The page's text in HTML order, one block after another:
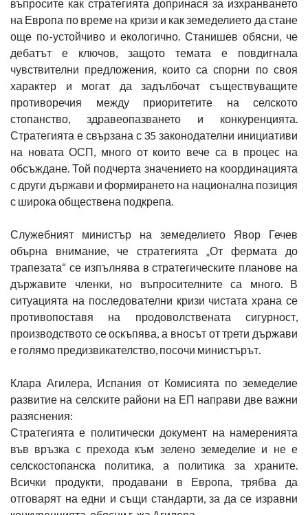
въпросите как стратегията допринася за изхранването
на Европа по време на кризи и как земеделието да стане
още по-устойчиво и екологично. Станишев обясни, че
дебатът е ключов, защото темата е повдигнала
чувствителни предложения, които са спорни по своя
характер и могат да задълбочат съществуващите
противоречия между приоритетите на селското
стопанство, здравеопазването и конкуренцията.
Стратегията е свързана с 35 законодателни инициативи
на новата ОСП, много от които вече са в процес на
обсъждане. Той подчерта значението на координацията
с други държави и формирането на национална позиция
с широка обществена подкрепа.
Служебният министър на земеделието Явор Гечев
обърна внимание, че стратегията „От фермата до
трапезата“ се изпълнява в стратегическите планове на
държавите членки, но въпросителните са много. В
ситуацията на последователни кризи чистата храна се
противопоставя на продоволствената сигурност,
производството се оскъпява, а вносът от трети държави
е голямо предизвикателство, посочи министърът.
Клара Агилера, Испания от Комисията по земеделие
развитие на селските райони на ЕП направи две важни
разяснения:
Стратегията е политически документ на намеренията
във връзка с прехода към зелено земеделие и не е
селскостопанска политика, а политика за храните.
Всички продукти, продавани в Европа, трябва да
отговарят на едни и същи стандарти, за да се изравни